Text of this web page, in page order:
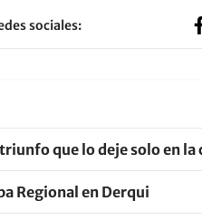
sociales:
que lo deje solo en la
Regional en Derqui